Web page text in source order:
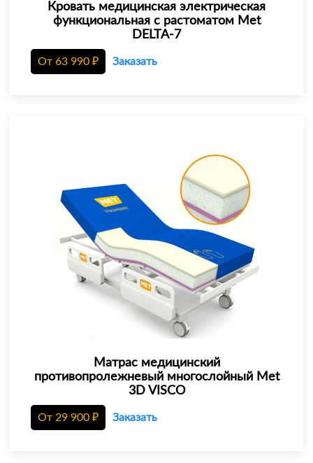
Кровать медицинская электрическая
функциональная с растоматом Met
DELTA-7
От 63 990 ₽ Заказать
Матрас медицинский
противопролежневый многослойный Met
3D VISCO
От 29 900 ₽ Заказать